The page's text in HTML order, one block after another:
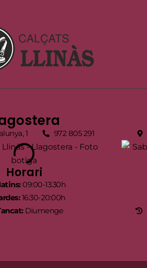
1 972 805 291
Horari
09:00-13:30h
16:30-20:00h
Diumenge